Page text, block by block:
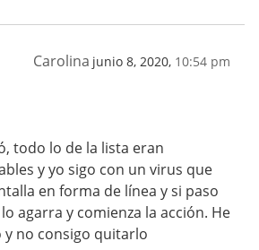
Carolina junio 8, 2020, 10:54 pm
todo lo de la lista eran
y yo sigo con un virus que
en forma de línea y si paso
agarra y comienza la acción. He
no consigo quitarlo